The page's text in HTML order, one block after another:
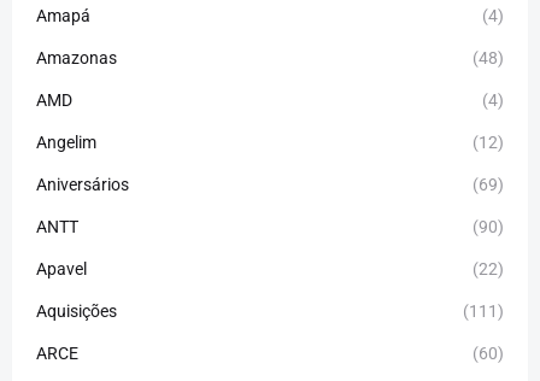
Amapá (4)
Amazonas (48)
AMD (4)
Angelim (12)
Aniversários (69)
ANTT (90)
Apavel (22)
Aquisições (111)
ARCE (60)